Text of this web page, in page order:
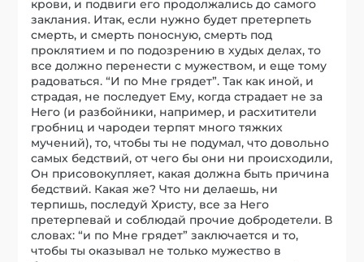
крови, и подвиги его продолжались до самого
заклания. Итак, если нужно будет претерпеть
смерть, и смерть поносную, смерть под
проклятием и по подозрению в худых делах, то
все должно перенести с мужеством, и еще тому
радоваться. “И по Мне грядет”. Так как иной, и
страдая, не последует Ему, когда страдает не за
Него (и разбойники, например, и расхитители
гробниц и чародеи терпят много тяжких
мучений), то, чтобы ты не подумал, что довольно
самых бедствий, от чего бы они ни происходили,
Он присовокупляет, какая должна быть причина
бедствий. Какая же? Что ни делаешь, ни
терпишь, последуй Христу, все за Него
претерпевай и соблюдай прочие добродетели. В
словах: “и по Мне грядет” заключается и то,
чтобы ты оказывал не только мужество в